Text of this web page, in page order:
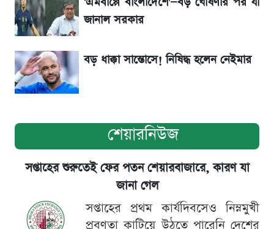
শেয়ার বিজকে লিগ্যাল নোটিশ পাঠাল রবি, শুরু নতুন
বিতর্ক
জানাল সরকার
বড় ধাক্কা সান্তোসে! নিষিদ্ধ হলেন নেইমার
শেয়ারনিউজ
সপ্তাহের শুরুতেই ফের পতন শেয়ারবাজারে, কারণ যা
জানা গেল
সপ্তাহের প্রথম কার্যদিবসেও নিম্নমুখী